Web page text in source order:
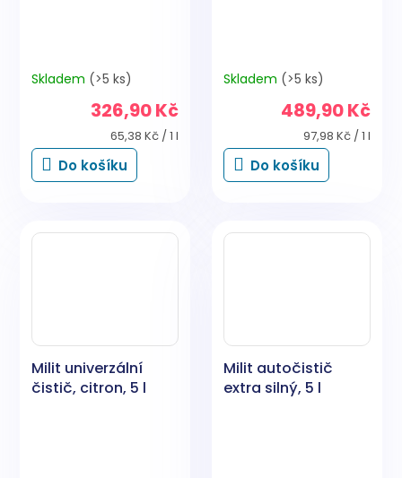
Skladem (>5 ks)
326,90 Kč
Měrná
cena:
65,38 Kč / 1 l
Do košíku
Skladem (>5 ks)
489,90 Kč
Měrná
cena:
97,98 Kč / 1 l
Do košíku
Milit univerzální
čistič, citron, 5 l
Milit autočistič
extra silný, 5 l